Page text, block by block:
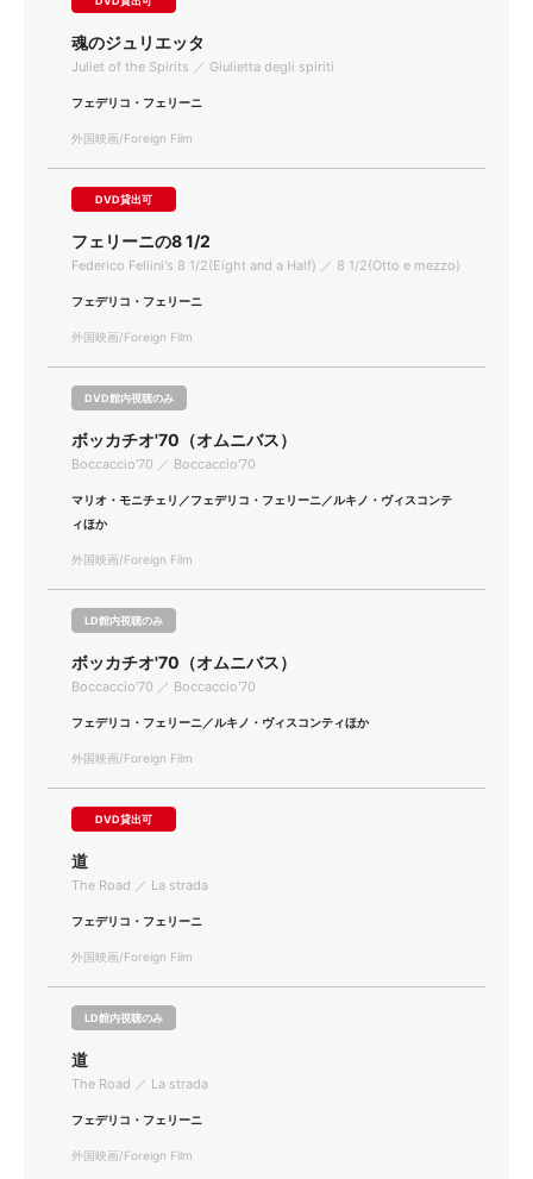
魂のジュリエッタ
Juliet of the Spirits ／ Giulietta degli spiriti
フェデリコ・フェリーニ
外国映画/Foreign Film
DVD貸出可
フェリーニの8 1/2
Federico Fellini's 8 1/2(Eight and a Half) ／ 8 1/2(Otto e mezzo)
フェデリコ・フェリーニ
外国映画/Foreign Film
DVD館内視聴のみ
ボッカチオ'70（オムニバス）
Boccaccio'70 ／ Boccaccio'70
マリオ・モニチェリ／フェデリコ・フェリーニ／ルキノ・ヴィスコンテ
ィほか
外国映画/Foreign Film
LD館内視聴のみ
ボッカチオ'70（オムニバス）
Boccaccio'70 ／ Boccaccio'70
フェデリコ・フェリーニ／ルキノ・ヴィスコンティほか
外国映画/Foreign Film
DVD貸出可
道
The Road ／ La strada
フェデリコ・フェリーニ
外国映画/Foreign Film
LD館内視聴のみ
道
The Road ／ La strada
フェデリコ・フェリーニ
外国映画/Foreign Film